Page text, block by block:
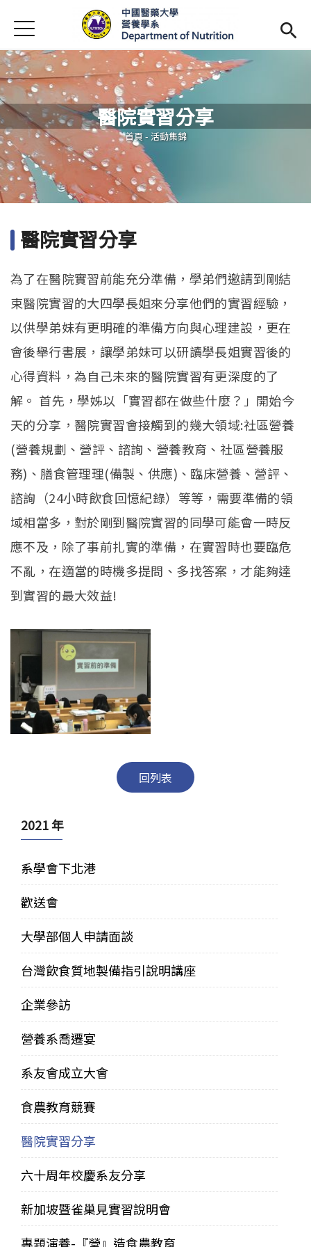
首頁
最新消息
系所簡介
師資陣容
課程資訊
活動花絮
招生訊息(link is external)
Open
未來學生
Open
學生專區
校友專區
相關連結
English
Jump to Navigation
Jump to Main content
醫院實習分享
您在這裡
首頁- 活動集錦
醫院實習分享
為了在醫院實習前能充分準備，學弟們邀請到剛結
束醫院實習的大四學長姐來分享他們的實習經驗，
以供學弟妹有更明確的準備方向與心理建設，更在
會後舉行書展，讓學弟妹可以研讀學長姐實習後的
心得資料，為自己未來的醫院實習有更深度的了
解。 首先，學姊以「實習都在做些什麼？」開始今
天的分享，醫院實習會接觸到的幾大領域:社區營養
(營養規劃、營評、諮詢、營養教育、社區營養服
務)、膳食管理理(備製、供應)、臨床營養、營評、
諮詢（24小時飲食回憶紀錄）等等，需要準備的領
域相當多，對於剛到醫院實習的同學可能會一時反
應不及，除了事前扎實的準備，在實習時也要臨危
不亂，在適當的時機多提問、多找答案，才能夠達
到實習的最大效益!
回列表
2021 年
系學會下北港
歡送會
大學部個人申請面談
台灣飲食質地製備指引說明講座
企業參訪
營養系喬遷宴
系友會成立大會
食農教育競賽
醫院實習分享
六十周年校慶系友分享
新加坡暨雀巢見實習說明會
專題演養-『營』造食農教育